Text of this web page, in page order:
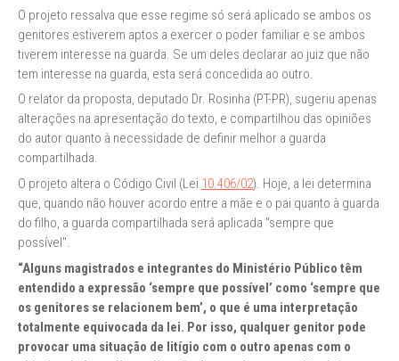
O projeto ressalva que esse regime só será aplicado se ambos os
genitores estiverem aptos a exercer o poder familiar e se ambos
tiverem interesse na guarda. Se um deles declarar ao juiz que não
tem interesse na guarda, esta será concedida ao outro.
O relator da proposta, deputado Dr. Rosinha (PT-PR), sugeriu apenas
alterações na apresentação do texto, e compartilhou das opiniões
do autor quanto à necessidade de definir melhor a guarda
compartilhada.
O projeto altera o Código Civil (Lei 10.406/02). Hoje, a lei determina
que, quando não houver acordo entre a mãe e o pai quanto à guarda
do filho, a guarda compartilhada será aplicada "sempre que
possível".
“Alguns magistrados e integrantes do Ministério Público têm
entendido a expressão ‘sempre que possível’ como ‘sempre que
os genitores se relacionem bem’, o que é uma interpretação
totalmente equivocada da lei. Por isso, qualquer genitor pode
provocar uma situação de litígio com o outro apenas com o